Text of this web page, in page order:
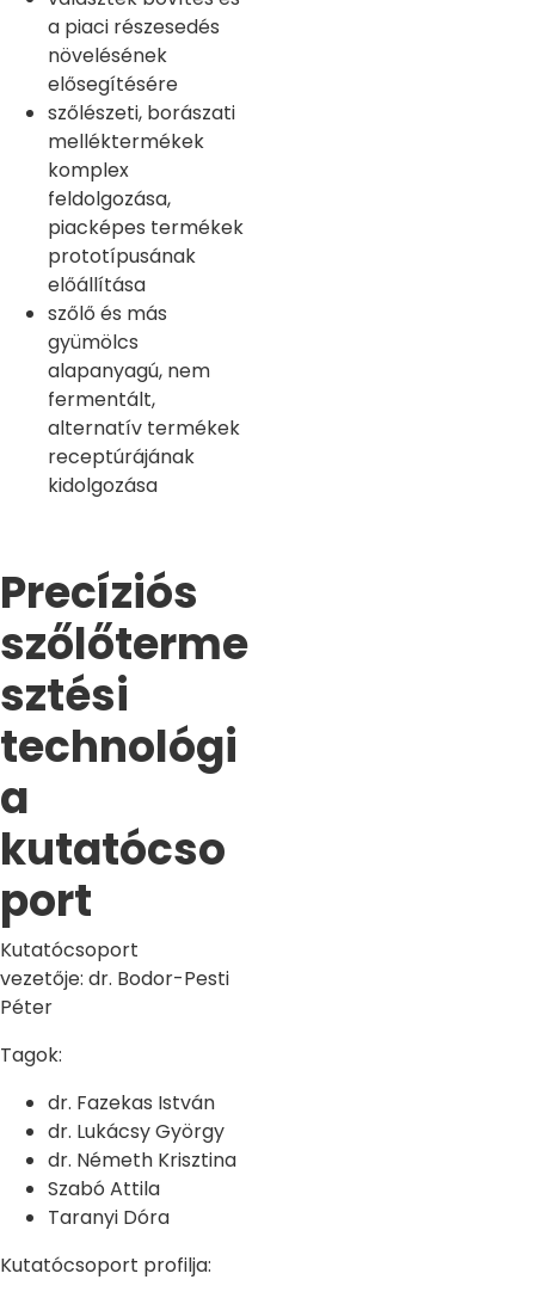
a piaci részesedés
növelésének
elősegítésére
szőlészeti, borászati
melléktermékek
komplex
feldolgozása,
piacképes termékek
prototípusának
előállítása
szőlő és más
gyümölcs
alapanyagú, nem
fermentált,
alternatív termékek
receptúrájának
kidolgozása
Precíziós
szőlőterme
sztési
technológi
a
kutatócso
port
Kutatócsoport
vezetője: dr. Bodor-Pesti
Péter
Tagok:
dr. Fazekas István
dr. Lukácsy György
dr. Németh Krisztina
Szabó Attila
Taranyi Dóra
Kutatócsoport profilja: